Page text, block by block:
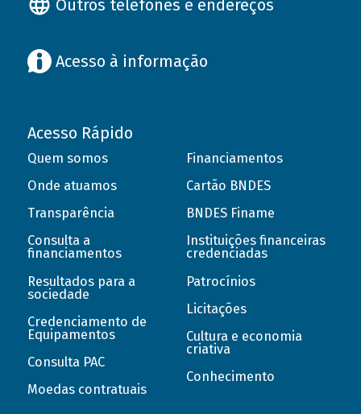
Outros telefones e endereços
Acesso à informação
Acesso Rápido
Quem somos
Onde atuamos
Transparência
Consulta a
financiamentos
Resultados para a
sociedade
Credenciamento de
Equipamentos
Consulta PAC
Moedas contratuais
Financiamentos
Cartão BNDES
BNDES Finame
Instituições financeiras
credenciadas
Patrocínios
Licitações
Cultura e economia
criativa
Conhecimento